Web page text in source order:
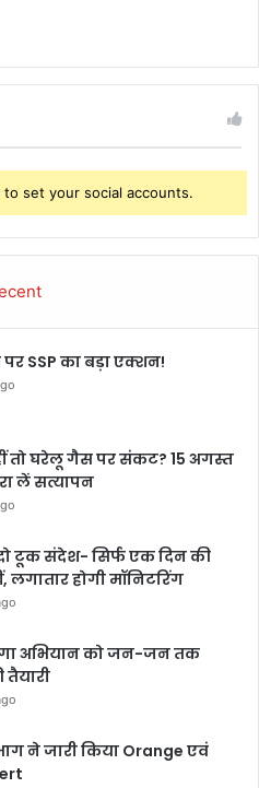
set your social accounts.
SSP का बड़ा एक्शन!
तो घरेलू गैस पर संकट? 15 अगस्त
लें सत्यापन
टूक संदेश- सिर्फ एक दिन की
लगातार होगी मॉनिटरिंग
अभियान को जन-जन तक
ने जारी किया Orange एवं